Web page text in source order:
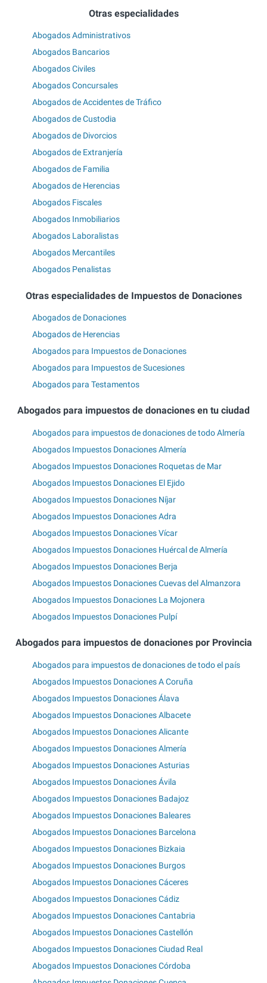
Otras especialidades
Abogados Administrativos
Abogados Bancarios
Abogados Civiles
Abogados Concursales
Abogados de Accidentes de Tráfico
Abogados de Custodia
Abogados de Divorcios
Abogados de Extranjería
Abogados de Familia
Abogados de Herencias
Abogados Fiscales
Abogados Inmobiliarios
Abogados Laboralistas
Abogados Mercantiles
Abogados Penalistas
Otras especialidades de Impuestos de Donaciones
Abogados de Donaciones
Abogados de Herencias
Abogados para Impuestos de Donaciones
Abogados para Impuestos de Sucesiones
Abogados para Testamentos
Abogados para impuestos de donaciones en tu ciudad
Abogados para impuestos de donaciones de todo Almería
Abogados Impuestos Donaciones Almería
Abogados Impuestos Donaciones Roquetas de Mar
Abogados Impuestos Donaciones El Ejido
Abogados Impuestos Donaciones Níjar
Abogados Impuestos Donaciones Adra
Abogados Impuestos Donaciones Vícar
Abogados Impuestos Donaciones Huércal de Almería
Abogados Impuestos Donaciones Berja
Abogados Impuestos Donaciones Cuevas del Almanzora
Abogados Impuestos Donaciones La Mojonera
Abogados Impuestos Donaciones Pulpí
Abogados para impuestos de donaciones por Provincia
Abogados para impuestos de donaciones de todo el país
Abogados Impuestos Donaciones A Coruña
Abogados Impuestos Donaciones Álava
Abogados Impuestos Donaciones Albacete
Abogados Impuestos Donaciones Alicante
Abogados Impuestos Donaciones Almería
Abogados Impuestos Donaciones Asturias
Abogados Impuestos Donaciones Ávila
Abogados Impuestos Donaciones Badajoz
Abogados Impuestos Donaciones Baleares
Abogados Impuestos Donaciones Barcelona
Abogados Impuestos Donaciones Bizkaia
Abogados Impuestos Donaciones Burgos
Abogados Impuestos Donaciones Cáceres
Abogados Impuestos Donaciones Cádiz
Abogados Impuestos Donaciones Cantabria
Abogados Impuestos Donaciones Castellón
Abogados Impuestos Donaciones Ciudad Real
Abogados Impuestos Donaciones Córdoba